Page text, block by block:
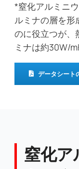
*窒化アルミニ
ルミナの層を形
のに役立つが、
ミナは約30W/
データシート
窒化ア